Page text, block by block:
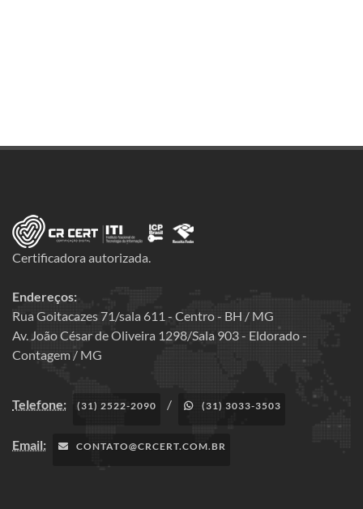
Certificadora autorizada.
Endereços:
Rua Goitacazes 71/sala 611 - Centro - BH / MG
Av. João César de Oliveira 1298/Sala 903 - Eldorado -
Contagem / MG
Telefone: (31) 2522-2090 / (31) 3033-3503
Email: CONTATO@CRCERT.COM.BR